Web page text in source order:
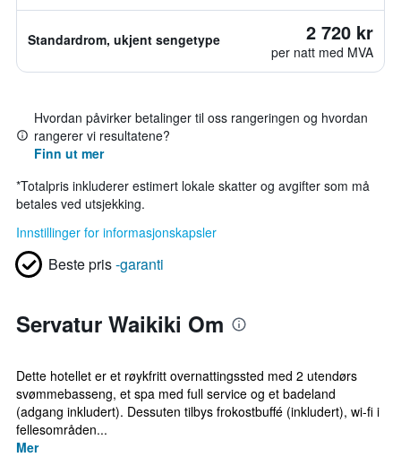
Standardrom, ukjent sengetype 2 720 kr
per natt med MVA
Hvordan påvirker betalinger til oss rangeringen og hvordan
rangerer vi resultatene?
Finn ut mer
*Totalpris inkluderer estimert lokale skatter og avgifter som må
betales ved utsjekking.
Innstillinger for informasjonskapsler
Beste pris-garanti
Servatur Waikiki Om
Dette hotellet er et røykfritt overnattingssted med 2 utendørs
svømmebasseng, et spa med full service og et badeland
(adgang inkludert). Dessuten tilbys frokostbuffé (inkludert), wi-fi i
fellesområden...
Mer